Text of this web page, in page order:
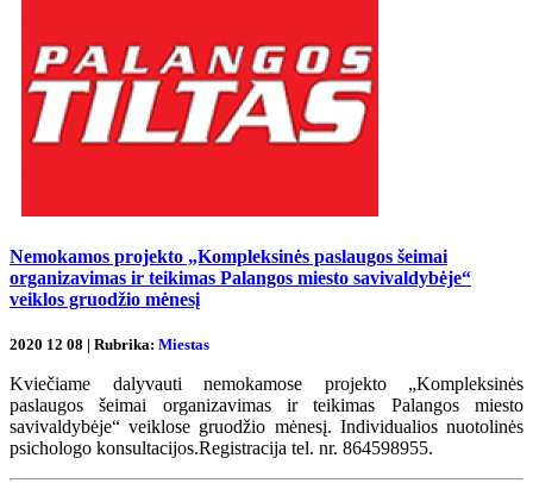
Nemokamos projekto „Kompleksinės paslaugos šeimai
organizavimas ir teikimas Palangos miesto savivaldybėje“
veiklos gruodžio mėnesį
2020 12 08 | Rubrika: Miestas
Kviečiame dalyvauti nemokamose projekto „Kompleksinės
paslaugos šeimai organizavimas ir teikimas Palangos miesto
savivaldybėje“ veiklose gruodžio mėnesį. Individualios nuotolinės
psichologo konsultacijos.Registracija tel. nr. 864598955.